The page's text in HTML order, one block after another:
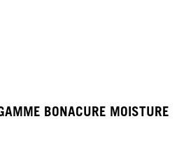
BONACURE MOISTURE